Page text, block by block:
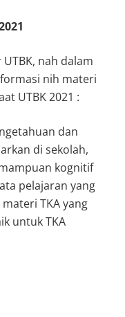
nah dalam
nih materi
UTBK 2021 :
dan
di sekolah,
kognitif
pelajaran yang
TKA yang
untuk TKA